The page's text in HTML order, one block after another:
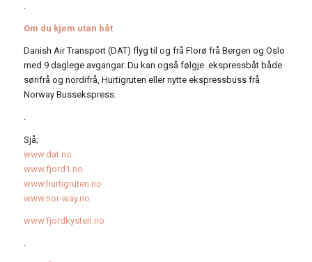
.
Om du kjem utan båt
Danish Air Transport (DAT) flyg til og frå Florø frå Bergen og Oslo
med 9 daglege avgangar. Du kan også følgje ekspressbåt både
sørifrå og nordifrå, Hurtigruten eller nytte ekspressbuss frå
Norway Bussekspress.
.
Sjå;
www.dat.no
www.fjord1.no
www.hurtigruten.no
www.nor-way.no
www.fjordkysten.no